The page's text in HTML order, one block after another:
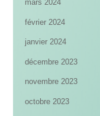
mars 2024
février 2024
janvier 2024
décembre 2023
novembre 2023
octobre 2023